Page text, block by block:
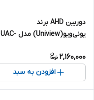
دوربین AHD برند
یونی‌ویو(Uniview) مدل UAC-
2,160,000
افزودن به سبد